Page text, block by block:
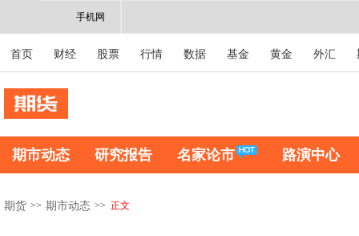
手机网
首页 财经 股票 行情 数据 基金 黄金 外汇
期市动态 研究报告 名家论市 路演中心
期货 >> 期市动态 >> 正文